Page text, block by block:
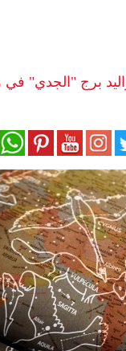
برج "الجدي" في